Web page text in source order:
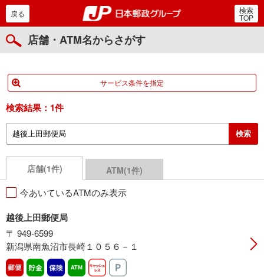
郵便局・日本郵政グルー
戻る 検索
TOP
店舗・ATM名からさがす
サービス条件を指定
検索結果： 1件
店舗(1件) ATM(1件)
今あいているATMのみ表示
越後上田郵便局
〒 949-6599
新潟県南魚沼市長崎１０５６－１
郵便 貯金 保険 ATM営業中キャッシュレス